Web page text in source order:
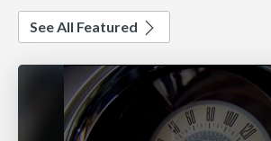
See All Featured